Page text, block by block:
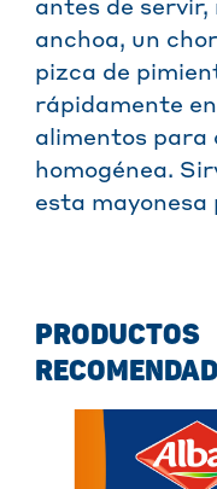
antes de servir,
anchoa, un
pizca de
rápidamente
alimentos para
homogénea.
esta
PRODUCTOS